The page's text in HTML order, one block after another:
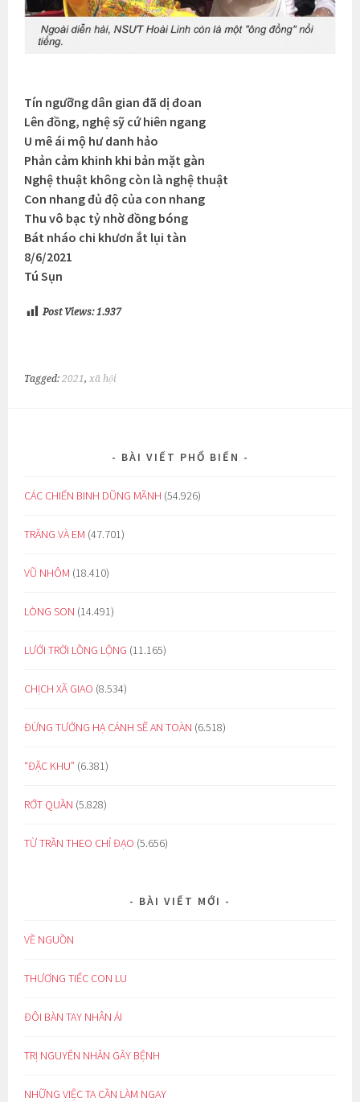
Tín ngưỡng dân gian đã dị đoan
Lên đồng, nghệ sỹ cứ hiên ngang
U mê ái mộ hư danh hảo
Phản cảm khinh khi bản mặt gàn
Nghệ thuật không còn là nghệ thuật
Con nhang đủ độ của con nhang
Thu vô bạc tỷ nhờ đồng bóng
Bát nháo chi khươn ắt lụi tàn
8/6/2021
Tú Sụn
Post Views: 1.937
Tagged:2021,xã hội
BÀI VIẾT PHỔ BIẾN
CÁC CHIẾN BINH DŨNG MÃNH (54.926)
TRĂNG VÀ EM (47.701)
VŨ NHÔM (18.410)
LÒNG SON (14.491)
LƯỚI TRỜI LỒNG LỘNG (11.165)
CHỊCH XÃ GIAO (8.534)
ĐỪNG TƯỞNG HẠ CÁNH SẼ AN TOÀN (6.518)
“ĐẶC KHU” (6.381)
RỚT QUẦN (5.828)
TỪ TRẦN THEO CHỈ ĐẠO (5.656)
BÀI VIẾT MỚI
VỀ NGUỒN
THƯƠNG TIẾC CON LU
ĐÔI BÀN TAY NHÂN ÁI
TRỊ NGUYÊN NHÂN GÂY BỆNH
NHỮNG VIỆC TA CẦN LÀM NGAY